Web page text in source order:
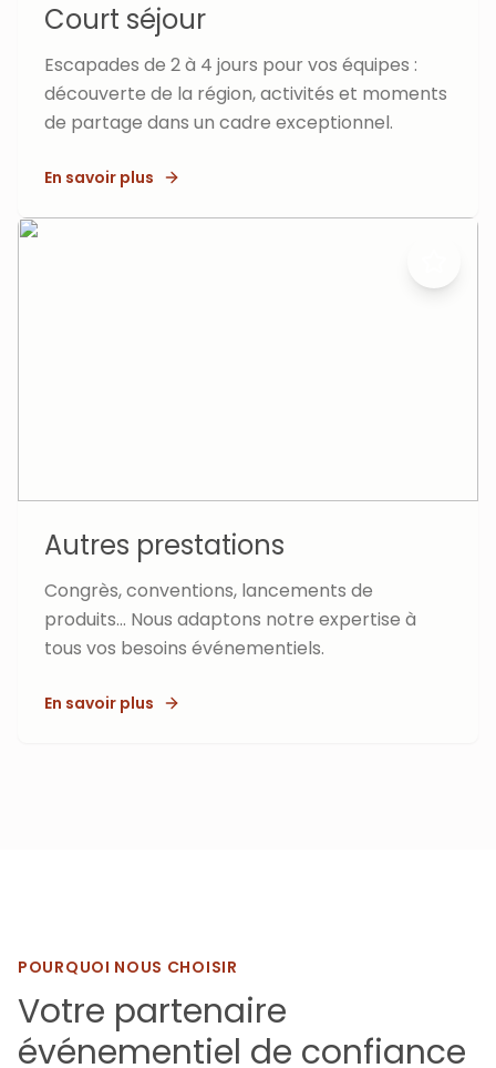
Court séjour
Escapades de 2 à 4 jours pour vos équipes :
découverte de la région, activités et moments
de partage dans un cadre exceptionnel.
En savoir plus
Autres prestations
Congrès, conventions, lancements de
produits... Nous adaptons notre expertise à
tous vos besoins événementiels.
En savoir plus
POURQUOI NOUS CHOISIR
Votre partenaire
événementiel de confiance